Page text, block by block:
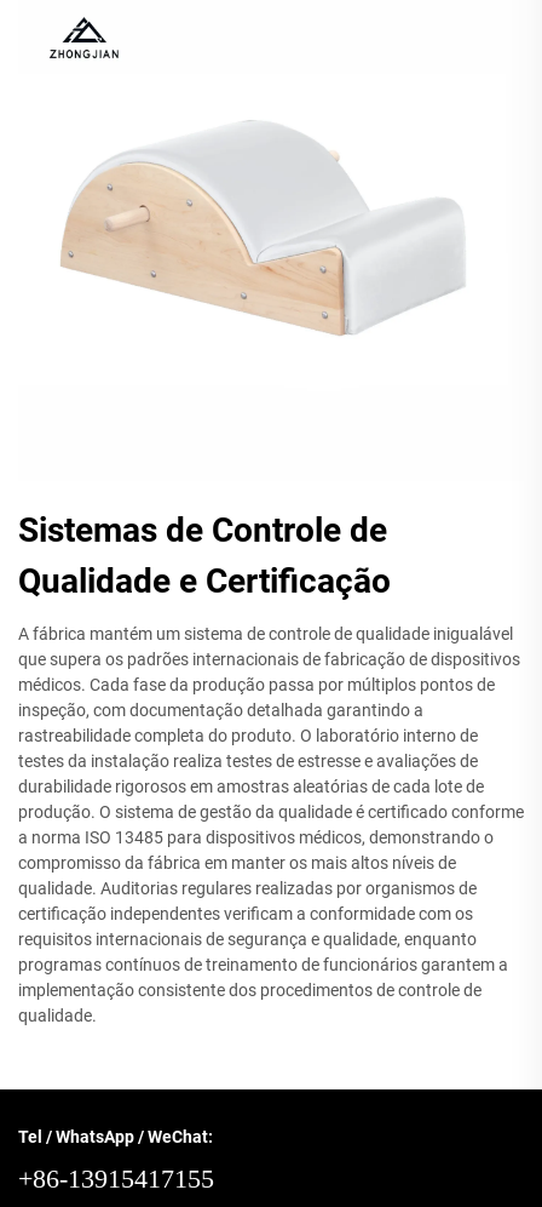
Sistemas de Controle de
Qualidade e Certificação
A fábrica mantém um sistema de controle de qualidade inigualável
que supera os padrões internacionais de fabricação de dispositivos
médicos. Cada fase da produção passa por múltiplos pontos de
inspeção, com documentação detalhada garantindo a
rastreabilidade completa do produto. O laboratório interno de
testes da instalação realiza testes de estresse e avaliações de
durabilidade rigorosos em amostras aleatórias de cada lote de
produção. O sistema de gestão da qualidade é certificado conforme
a norma ISO 13485 para dispositivos médicos, demonstrando o
compromisso da fábrica em manter os mais altos níveis de
qualidade. Auditorias regulares realizadas por organismos de
certificação independentes verificam a conformidade com os
requisitos internacionais de segurança e qualidade, enquanto
programas contínuos de treinamento de funcionários garantem a
implementação consistente dos procedimentos de controle de
qualidade.
Tel / WhatsApp / WeChat:
+86-13915417155